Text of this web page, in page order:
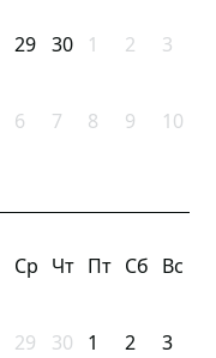
29 30 1 2 3
6 7 8 9 10
Ср Чт Пт Сб Вс
29 30 1 2 3